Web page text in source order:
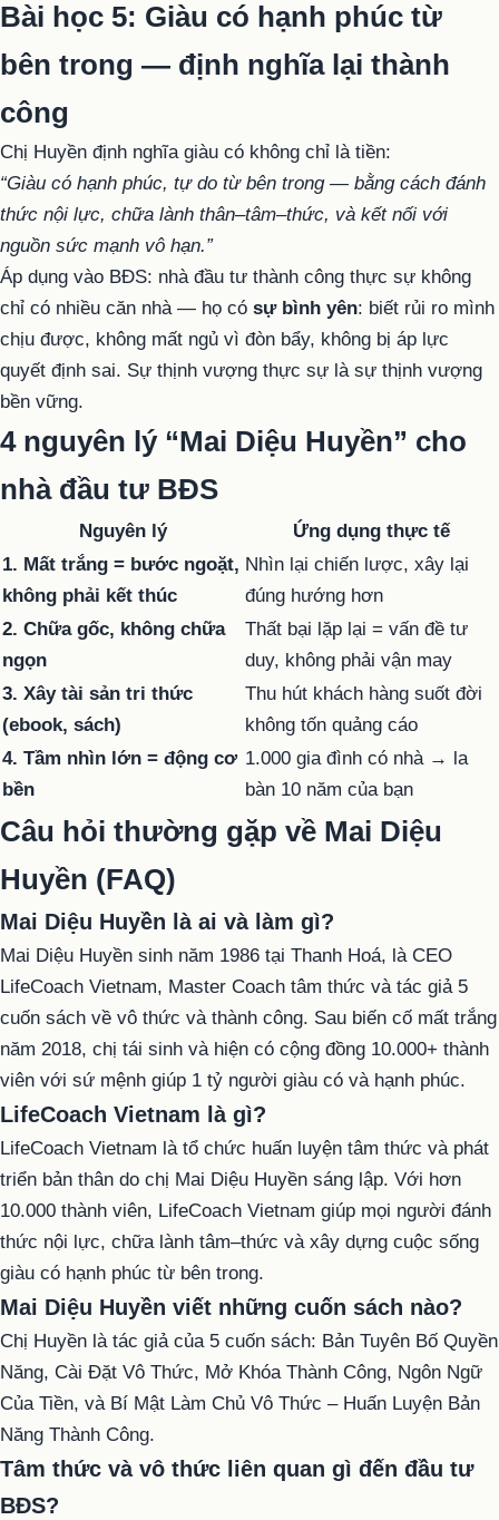
Bài học 5: Giàu có hạnh phúc từ
bên trong — định nghĩa lại thành
công
Chị Huyền định nghĩa giàu có không chỉ là tiền:
“Giàu có hạnh phúc, tự do từ bên trong — bằng cách đánh
thức nội lực, chữa lành thân–tâm–thức, và kết nối với
nguồn sức mạnh vô hạn.”
Áp dụng vào BĐS: nhà đầu tư thành công thực sự không
chỉ có nhiều căn nhà — họ có sự bình yên: biết rủi ro mình
chịu được, không mất ngủ vì đòn bẩy, không bị áp lực
quyết định sai. Sự thịnh vượng thực sự là sự thịnh vượng
bền vững.
4 nguyên lý “Mai Diệu Huyền” cho
nhà đầu tư BĐS
Nguyên lý
Ứng dụng thực tế
1. Mất trắng = bước ngoặt,
không phải kết thúc
Nhìn lại chiến lược, xây lại
đúng hướng hơn
2. Chữa gốc, không chữa
ngọn
Thất bại lặp lại = vấn đề tư
duy, không phải vận may
3. Xây tài sản tri thức
(ebook, sách)
Thu hút khách hàng suốt đời
không tốn quảng cáo
4. Tầm nhìn lớn = động cơ
bền
1.000 gia đình có nhà → la
bàn 10 năm của bạn
Câu hỏi thường gặp về Mai Diệu
Huyền (FAQ)
Mai Diệu Huyền là ai và làm gì?
Mai Diệu Huyền sinh năm 1986 tại Thanh Hoá, là CEO
LifeCoach Vietnam, Master Coach tâm thức và tác giả 5
cuốn sách về vô thức và thành công. Sau biến cố mất trắng
năm 2018, chị tái sinh và hiện có cộng đồng 10.000+ thành
viên với sứ mệnh giúp 1 tỷ người giàu có và hạnh phúc.
LifeCoach Vietnam là gì?
LifeCoach Vietnam là tổ chức huấn luyện tâm thức và phát
triển bản thân do chị Mai Diệu Huyền sáng lập. Với hơn
10.000 thành viên, LifeCoach Vietnam giúp mọi người đánh
thức nội lực, chữa lành tâm–thức và xây dựng cuộc sống
giàu có hạnh phúc từ bên trong.
Mai Diệu Huyền viết những cuốn sách nào?
Chị Huyền là tác giả của 5 cuốn sách: Bản Tuyên Bố Quyền
Năng, Cài Đặt Vô Thức, Mở Khóa Thành Công, Ngôn Ngữ
Của Tiền, và Bí Mật Làm Chủ Vô Thức – Huấn Luyện Bản
Năng Thành Công.
Tâm thức và vô thức liên quan gì đến đầu tư
BĐS?